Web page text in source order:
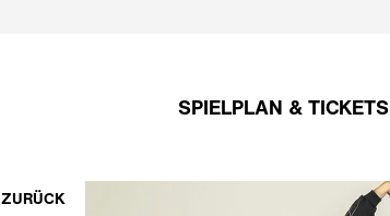
SPIELPLAN & TICKETS
ZURÜCK